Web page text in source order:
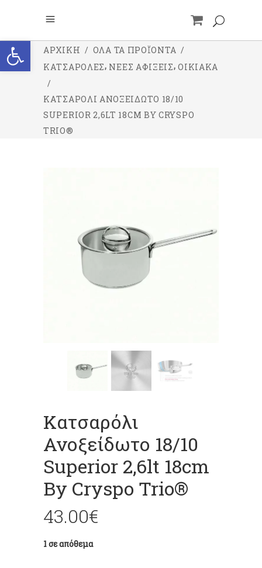
Ανοίξτε τη γραμμή εργαλείων
ΑΡΧΙΚΉ / ΌΛΑ ΤΑ ΠΡΟΪΌΝΤΑ /
ΚΑΤΣΑΡΟΛΕΣ, ΝΕΕΣ ΑΦΙΞΕΙΣ,ΟΙΚΙΑΚΑ
/
ΚΑΤΣΑΡΌΛΙ ΑΝΟΞΕΊΔΩΤΟ 18/10
SUPERIOR 2,6LT 18CM BY CRYSPO
TRIO®
Κατσαρόλι
Ανοξείδωτο 18/10
Superior 2,6lt 18cm
By Cryspo Trio®
43.00€
1 σε απόθεμα